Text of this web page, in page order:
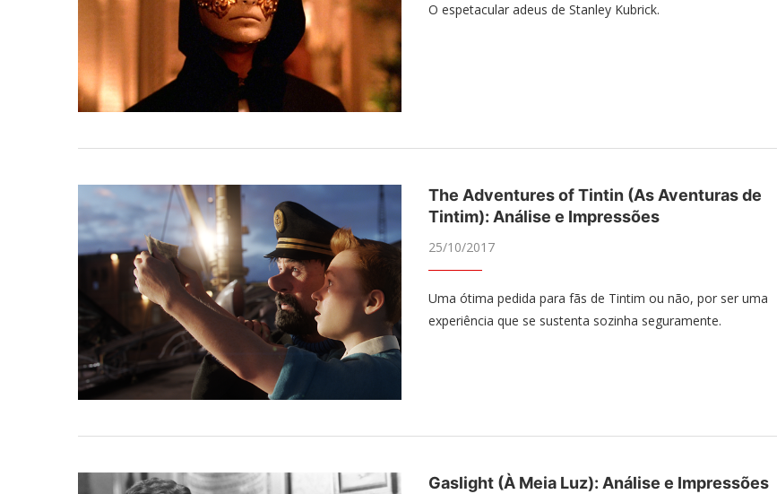
O espetacular adeus de Stanley Kubrick.
The Adventures of Tintin (As Aventuras de
Tintim): Análise e Impressões
25/10/2017
Uma ótima pedida para fãs de Tintim ou não, por ser uma
experiência que se sustenta sozinha seguramente.
Gaslight (À Meia Luz): Análise e Impressões